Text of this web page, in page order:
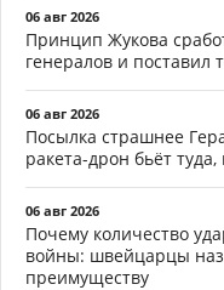
06 авг 2026
Принцип Жукова
генералов и поставил
06 авг 2026
Посылка страшнее
ракета-дрон бьёт
06 авг 2026
Почему количество
войны: швейцарцы
преимуществу